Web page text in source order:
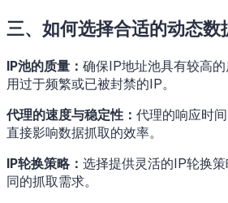
三、如何选择合适的动态数
IP池的质量： 确保IP地址池具有较高
用过于频繁或已被封禁的IP。
代理的速度与稳定性： 代理的响应时
直接影响数据抓取的效率。
IP轮换策略： 选择提供灵活的IP轮换
同的抓取需求。